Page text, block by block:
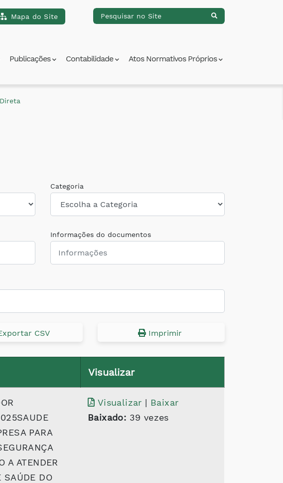
Mapa do Site
Publicações Contabilidade Atos Normativos Próprios
Categoria
Informações do documentos
CSV Imprimir
Visualizar
PARA
A ATENDER
SAÚDE DO
Visualizar | Baixar
Baixado: 39 vezes